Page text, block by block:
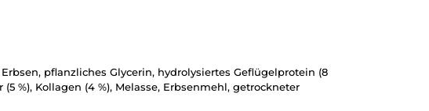
pflanzliches Glycerin, hydrolysiertes Geflügelprotein (8
%), Kollagen (4 %), Melasse, Erbsenmehl, getrockneter